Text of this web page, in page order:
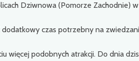
Dziwnowa (Pomorze Zachodnie)
czas potrzebny na
więcej podobnych atrakcji. Do dnia